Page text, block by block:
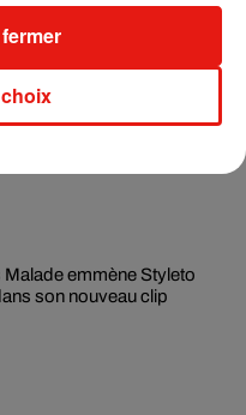
emmène Styleto
son nouveau clip